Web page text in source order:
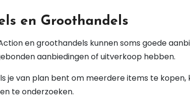
en Groothandels
en groothandels kunnen soms goede
aanbiedingen of uitverkoop hebben.
je van plan bent om meerdere items te
te onderzoeken.